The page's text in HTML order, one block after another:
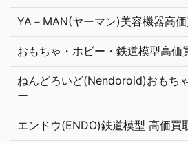
YA－MAN(ヤーマン)美容機器高
おもちゃ・ホビー・鉄道模型高価
ねんどろいど(Nendoroid)おもち
ー
エンドウ(ENDO)鉄道模型 高価買